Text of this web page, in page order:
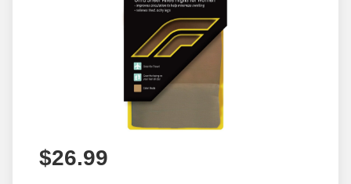
$26.99